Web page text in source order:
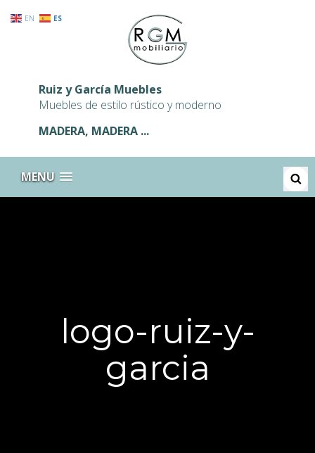
Ruiz y García Muebles
Muebles de estilo rústico y moderno
MADERA, MADERA ...
MENU
logo-ruiz-y-
garcia
EN ES